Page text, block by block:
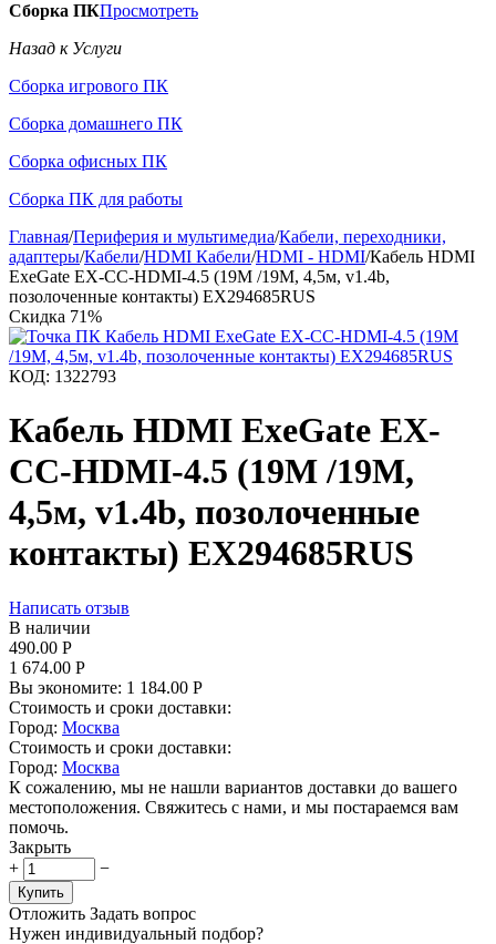
Сборка ПКПросмотреть
Назад к Услуги
Сборка игрового ПК
Сборка домашнего ПК
Сборка офисных ПК
Сборка ПК для работы
Главная/Периферия и мультимедиа/Кабели, переходники,
адаптеры/Кабели/HDMI Кабели/HDMI - HDMI/Кабель HDMI
ExeGate EX-CC-HDMI-4.5 (19M /19M, 4,5м, v1.4b,
позолоченные контакты) EX294685RUS
Скидка 71%
КОД: 1322793
Кабель HDMI ExeGate EX-
CC-HDMI-4.5 (19M /19M,
4,5м, v1.4b, позолоченные
контакты) EX294685RUS
Написать отзыв
В наличии
490.00 Р
1 674.00 Р
Вы экономите: 1 184.00 Р
Стоимость и сроки доставки:
Город: Москва
Стоимость и сроки доставки:
Город: Москва
К сожалению, мы не нашли вариантов доставки до вашего
местоположения. Свяжитесь с нами, и мы постараемся вам
помочь.
Закрыть
+
−
Купить
Отложить Задать вопрос
Нужен индивидуальный подбор?